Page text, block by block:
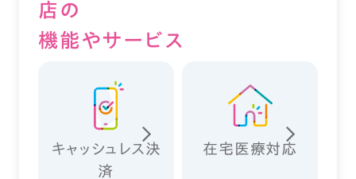
店の
機能やサービス
キャッシュレス決
済
在宅医療対応